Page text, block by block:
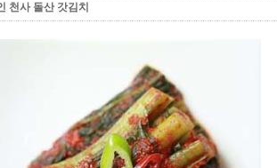
천사 돌산 갓김치